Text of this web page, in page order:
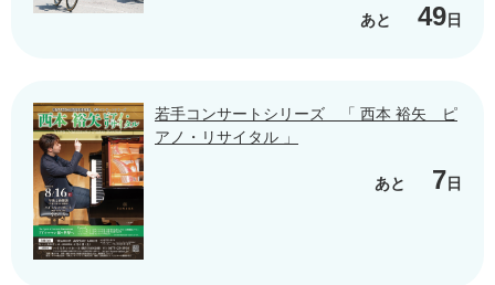
あと 49日
若手コンサートシリーズ 「 西本 裕矢 ピ
アノ・リサイタル 」
あと 7日